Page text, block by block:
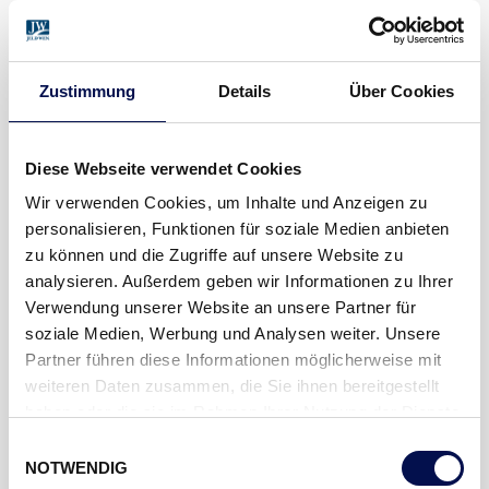
Zustimmung Details Über Cookies
Diese Webseite verwendet Cookies
Wir verwenden Cookies, um Inhalte und Anzeigen zu
personalisieren, Funktionen für soziale Medien anbieten
zu können und die Zugriffe auf unsere Website zu
analysieren. Außerdem geben wir Informationen zu Ihrer
Verwendung unserer Website an unsere Partner für
soziale Medien, Werbung und Analysen weiter. Unsere
Partner führen diese Informationen möglicherweise mit
weiteren Daten zusammen, die Sie ihnen bereitgestellt
NOTWENDIG
AUSSENTÜR
flächenbündigen Seitenteilen
OBERFLÄCHE
Weiß innen
Seitenteile Floatglas (bauseits
mit Folie bearbeitet)
DRÜCKER/BESCHLAG
Beschlagspaket AT1 mit
Stangengriff
Widerstandsklasse 2 (WK2)
mehr Helligkeit im Vorraum
AUSSENTÜR